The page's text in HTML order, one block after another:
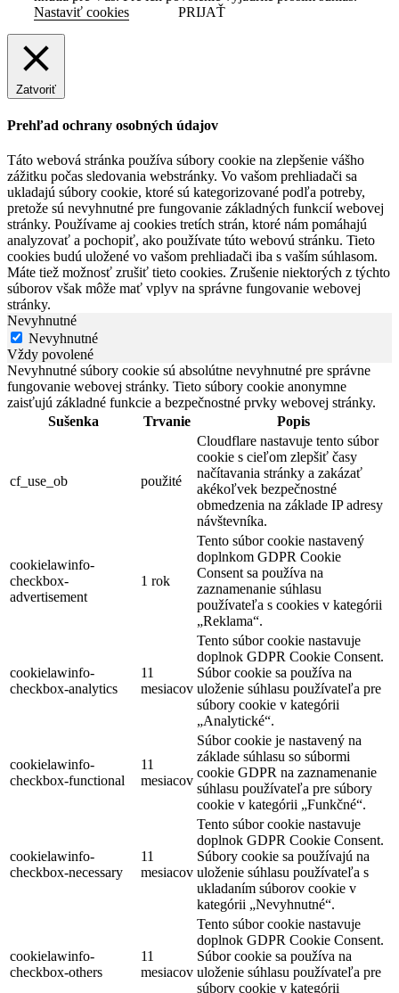
Nastaviť cookies
PRIJAŤ
Zatvoriť
Prehľad ochrany osobných údajov
Táto webová stránka používa súbory cookie na zlepšenie vášho
zážitku počas sledovania webstránky. Vo vašom prehliadači sa
ukladajú súbory cookie, ktoré sú kategorizované podľa potreby,
pretože sú nevyhnutné pre fungovanie základných funkcií webovej
stránky. Používame aj cookies tretích strán, ktoré nám pomáhajú
analyzovať a pochopiť, ako používate túto webovú stránku. Tieto
cookies budú uložené vo vašom prehliadači iba s vaším súhlasom.
Máte tiež možnosť zrušiť tieto cookies. Zrušenie niektorých z týchto
súborov však môže mať vplyv na správne fungovanie webovej
stránky.
Nevyhnutné
Nevyhnutné
Vždy povolené
Nevyhnutné súbory cookie sú absolútne nevyhnutné pre správne
fungovanie webovej stránky. Tieto súbory cookie anonymne
zaisťujú základné funkcie a bezpečnostné prvky webovej stránky.
Sušenka
Trvanie Popis
cf_use_ob použité
Cloudflare nastavuje tento súbor
cookie s cieľom zlepšiť časy
načítavania stránky a zakázať
akékoľvek bezpečnostné
obmedzenia na základe IP adresy
návštevníka.
cookielawinfo-
checkbox-
advertisement
1 rok
Tento súbor cookie nastavený
doplnkom GDPR Cookie
Consent sa používa na
zaznamenanie súhlasu
používateľa s cookies v kategórii
„Reklama“.
cookielawinfo-
checkbox-analytics
11
mesiacov
Tento súbor cookie nastavuje
doplnok GDPR Cookie Consent.
Súbor cookie sa používa na
uloženie súhlasu používateľa pre
súbory cookie v kategórii
„Analytické“.
cookielawinfo-
checkbox-functional
11
mesiacov
Súbor cookie je nastavený na
základe súhlasu so súbormi
cookie GDPR na zaznamenanie
súhlasu používateľa pre súbory
cookie v kategórii „Funkčné“.
cookielawinfo-
checkbox-necessary
11
mesiacov
Tento súbor cookie nastavuje
doplnok GDPR Cookie Consent.
Súbory cookie sa používajú na
uloženie súhlasu používateľa s
ukladaním súborov cookie v
kategórii „Nevyhnutné“.
cookielawinfo-
checkbox-others
11
mesiacov
Tento súbor cookie nastavuje
doplnok GDPR Cookie Consent.
Súbor cookie sa používa na
uloženie súhlasu používateľa pre
súbory cookie v kategórii